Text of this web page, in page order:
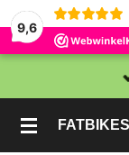
9,6